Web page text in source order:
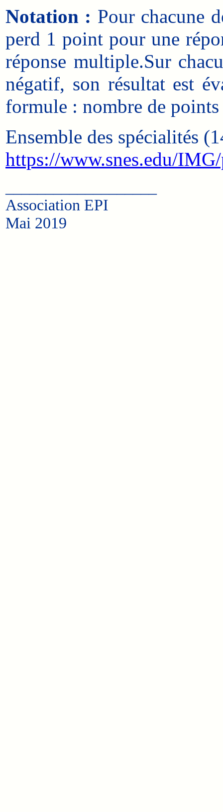
Notation : Pour chacune
perd 1 point pour une
réponse multiple.Sur
négatif, son résultat est
formule : nombre de
Ensemble des spécialités
https://www.snes.edu/
Association EPI
Mai 2019